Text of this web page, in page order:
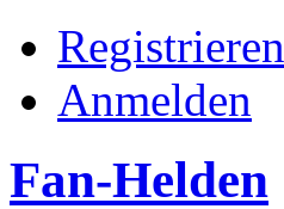
Registrieren
Anmelden
Fan-Helden